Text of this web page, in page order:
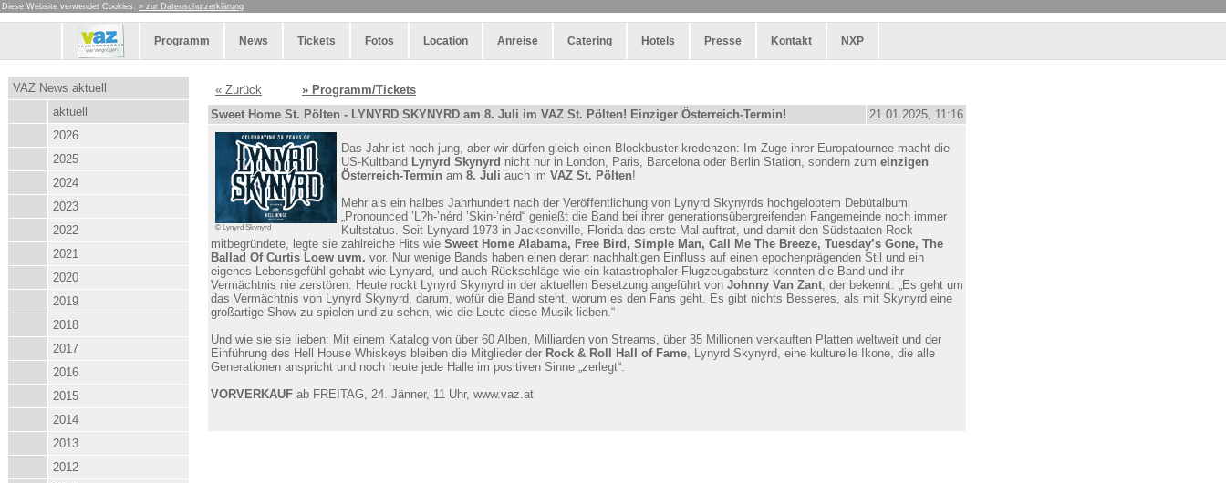
Diese Website verwendet Cookies. » zur Datenschutzerklärung
Programm News Tickets Fotos Location Anreise Catering Hotels Presse Kontakt NXP
VAZ News aktuell
aktuell
2026
2025
2024
2023
2022
2021
2020
2019
2018
2017
2016
2015
2014
2013
2012
« Zurück
» Programm/Tickets
Sweet Home St. Pölten - LYNYRD SKYNYRD am 8. Juli im VAZ St. Pölten! Einziger Österreich-Termin!
21.01.2025, 11:16
© Lynyrd Skynyrd
Das Jahr ist noch jung, aber wir dürfen gleich einen Blockbuster kredenzen: Im Zuge ihrer Europatournee macht die
US-Kultband Lynyrd Skynyrd nicht nur in London, Paris, Barcelona oder Berlin Station, sondern zumeinzigen
Österreich-Termin am8. Juli auch imVAZ St. Pölten!
Mehr als ein halbes Jahrhundert nach der Veröffentlichung von Lynyrd Skynyrds hochgelobtem Debütalbum
„Pronounced ’L?h-’nérd ’Skin-’nérd“ genießt die Band bei ihrer generationsübergreifenden Fangemeinde noch immer
Kultstatus. Seit Lynyard 1973 in Jacksonville, Florida das erste Mal auftrat, und damit den Südstaaten-Rock
mitbegründete, legte sie zahlreiche Hits wie Sweet Home Alabama, Free Bird, Simple Man, Call Me The Breeze, Tuesday’s Gone, The
Ballad Of Curtis Loew uvm. vor. Nur wenige Bands haben einen derart nachhaltigen Einfluss auf einen epochenprägenden Stil und ein
eigenes Lebensgefühl gehabt wie Lynyard, und auch Rückschläge wie ein katastrophaler Flugzeugabsturz konnten die Band und ihr
Vermächtnis nie zerstören. Heute rockt Lynyrd Skynyrd in der aktuellen Besetzung angeführt von Johnny Van Zant, der bekennt: „Es geht um
das Vermächtnis von Lynyrd Skynyrd, darum, wofür die Band steht, worum es den Fans geht. Es gibt nichts Besseres, als mit Skynyrd eine
großartige Show zu spielen und zu sehen, wie die Leute diese Musik lieben.“
Und wie sie sie lieben: Mit einem Katalog von über 60 Alben, Milliarden von Streams, über 35 Millionen verkauften Platten weltweit und der
Einführung des Hell House Whiskeys bleiben die Mitglieder der Rock & Roll Hall of Fame, Lynyrd Skynyrd, eine kulturelle Ikone, die alle
Generationen anspricht und noch heute jede Halle im positiven Sinne „zerlegt“.
VORVERKAUF ab FREITAG, 24. Jänner, 11 Uhr, www.vaz.at